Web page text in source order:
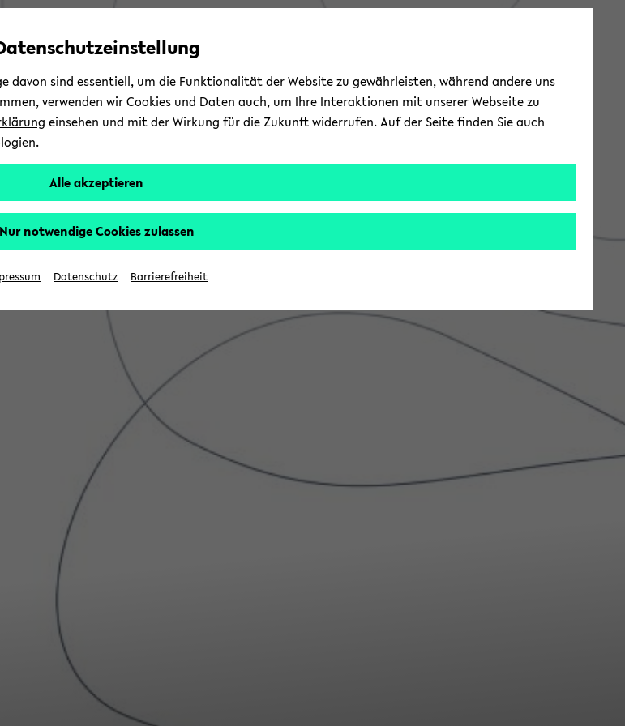
Automatische
vermeiden
skip
main
skip
main
skip
footer
davon sind essentiell, um die Funktionalität der Website zu gewährleisten, während andere uns
verwenden wir Cookies und Daten auch, um Ihre Interaktionen mit unserer Webseite zu
einsehen und mit der Wirkung für die Zukunft widerrufen. Auf der Seite finden Sie auch
Alle akzeptieren
Nur notwendige Cookies zulassen
Datenschutz Barrierefreiheit